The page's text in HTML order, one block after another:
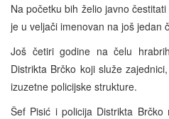
Na početku bih želio javno
je u veljači imenovan na još jedan
Još četiri godine na čelu
Distrikta Brčko koji služe
izuzetne policijske strukture.
Šef Pisić i policija Distrikta